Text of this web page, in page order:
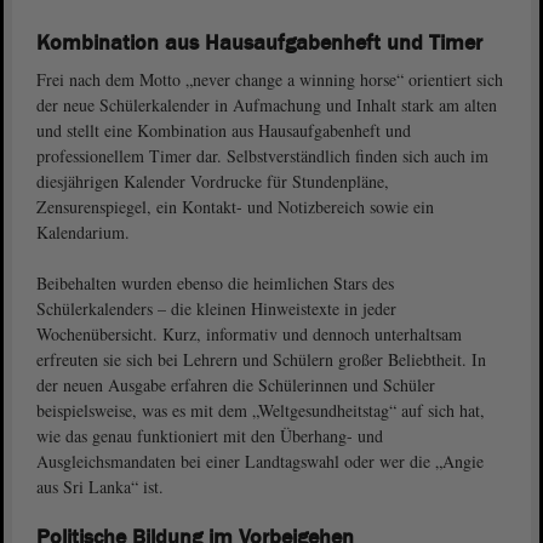
Kombination aus Hausaufgabenheft und Timer
Frei nach dem Motto „never change a winning horse“ orientiert sich
der neue Schülerkalender in Aufmachung und Inhalt stark am alten
und stellt eine Kombination aus Hausaufgabenheft und
professionellem Timer dar. Selbstverständlich finden sich auch im
diesjährigen Kalender Vordrucke für Stundenpläne,
Zensurenspiegel, ein Kontakt- und Notizbereich sowie ein
Kalendarium.
Beibehalten wurden ebenso die heimlichen Stars des
Schülerkalenders – die kleinen Hinweistexte in jeder
Wochenübersicht. Kurz, informativ und dennoch unterhaltsam
erfreuten sie sich bei Lehrern und Schülern großer Beliebtheit. In
der neuen Ausgabe erfahren die Schülerinnen und Schüler
beispielsweise, was es mit dem „Weltgesundheitstag“ auf sich hat,
wie das genau funktioniert mit den Überhang- und
Ausgleichsmandaten bei einer Landtagswahl oder wer die „Angie
aus Sri Lanka“ ist.